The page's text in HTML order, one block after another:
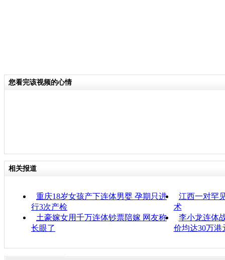
您看完该视频的心情
相关报道
重庆18岁女孩产下连体男婴 孕期只进
行3次产检
江西一对罕
术
土豪嫁女用千万连体钞票陪嫁 网友称
长眼了
李小龙连体
价均达30万港